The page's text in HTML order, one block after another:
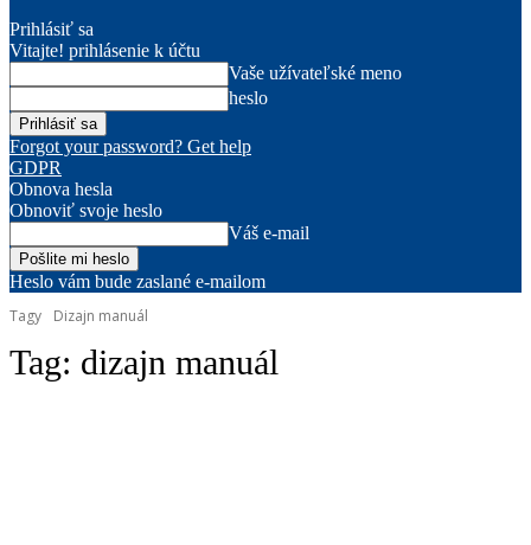
Prihlásiť sa
Vitajte! prihlásenie k účtu
Vaše užívateľské meno
heslo
Forgot your password? Get help
GDPR
Obnova hesla
Obnoviť svoje heslo
Váš e-mail
Heslo vám bude zaslané e-mailom
Tagy
Dizajn manuál
Tag: dizajn manuál